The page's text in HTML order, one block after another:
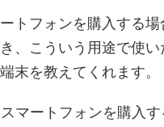
トフォンを購入する
、こういう用途で使
末を教えてくれます。
マートフォンを購入